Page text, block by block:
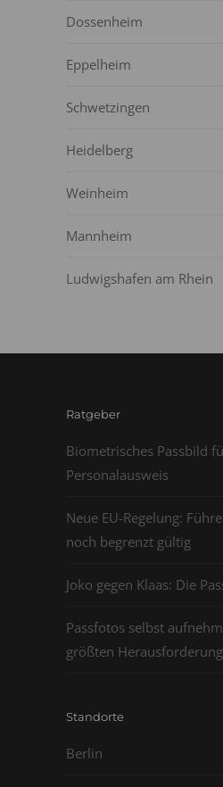
Dossenheim
Eppelheim
Schwetzingen
Heidelberg
Weinheim
Mannheim
Ludwigshafen am Rhein
Ratgeber
Biometrisches Passbild
Personalausweis
Neue EU-Regelung:
noch begrenzt gültig
Joko gegen Klaas: Die
Passfotos selbst
größten
Standorte
Berlin